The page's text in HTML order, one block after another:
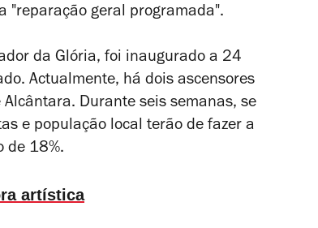
"reparação geral programada".
da Glória, foi inaugurado a 24
Actualmente, há dois ascensores
Durante seis semanas, se
e população local terão de fazer a
de 18%.
artística